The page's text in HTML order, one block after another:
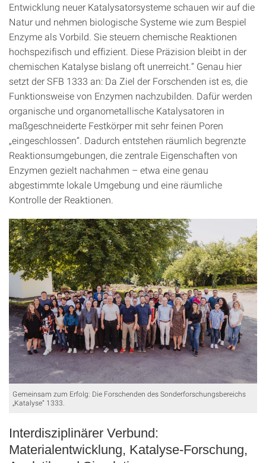
Entwicklung neuer Katalysatorsysteme schauen wir auf die
Natur und nehmen biologische Systeme wie zum Bespiel
Enzyme als Vorbild. Sie steuern chemische Reaktionen
hochspezifisch und effizient. Diese Präzision bleibt in der
chemischen Katalyse bislang oft unerreicht.“ Genau hier
setzt der SFB 1333 an: Da Ziel der Forschenden ist es, die
Funktionsweise von Enzymen nachzubilden. Dafür werden
organische und organometallische Katalysatoren in
maßgeschneiderte Festkörper mit sehr feinen Poren
„eingeschlossen“. Dadurch entstehen räumlich begrenzte
Reaktionsumgebungen, die zentrale Eigenschaften von
Enzymen gezielt nachahmen – etwa eine genau
abgestimmte lokale Umgebung und eine räumliche
Kontrolle der Reaktionen.
Gemeinsam zum Erfolg: Die Forschenden des Sonderforschungsbereichs
„Katalyse“ 1333.
Interdisziplinärer Verbund:
Materialentwicklung, Katalyse-Forschung,